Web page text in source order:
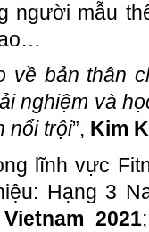
người mẫu
về bản thân
nghiệm và
nổi trội”, Kim
lĩnh vực
Hạng 3
2021